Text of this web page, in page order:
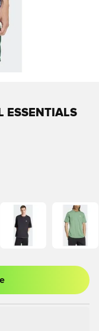
ESSENTIALS
dig som medlem